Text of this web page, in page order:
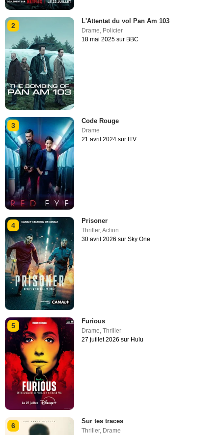
2
L'Attentat du vol Pan Am 103
Drame, Policier
18 mai 2025 sur BBC
3
Code Rouge
Drame
21 avril 2024 sur ITV
4
Prisoner
Thriller,Action
30 avril 2026 sur Sky One
5
Furious
Drame ,Thriller
27 juillet 2026 sur Hulu
6
Sur tes traces
Thriller, Drame